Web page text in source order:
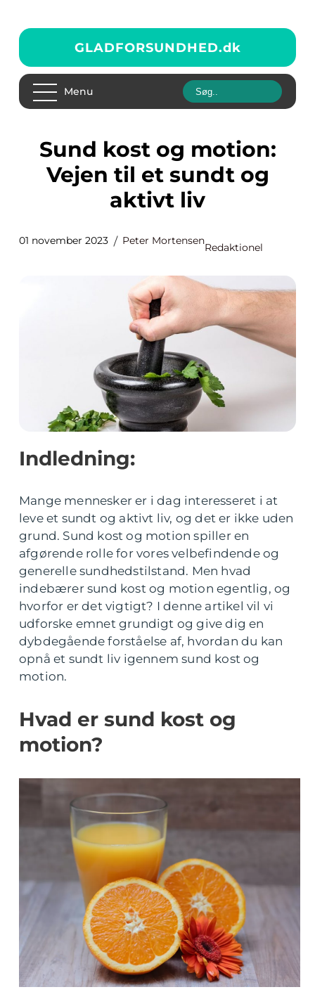
GLADFORSUNDHED.dk
Menu
Sund kost og motion:
Vejen til et sundt og
aktivt liv
01 november 2023 Peter Mortensen
Redaktionel
Indledning:
Mange mennesker er i dag interesseret i at
leve et sundt og aktivt liv, og det er ikke uden
grund. Sund kost og motion spiller en
afgørende rolle for vores velbefindende og
generelle sundhedstilstand. Men hvad
indebærer sund kost og motion egentlig, og
hvorfor er det vigtigt? I denne artikel vil vi
udforske emnet grundigt og give dig en
dybdegående forståelse af, hvordan du kan
opnå et sundt liv igennem sund kost og
motion.
Hvad er sund kost og
motion?